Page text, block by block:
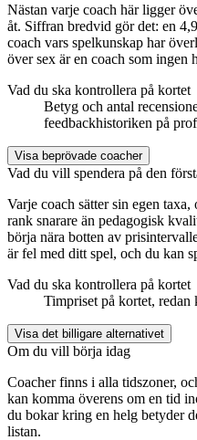
Nästan varje coach här ligger
åt. Siffran bredvid gör det: en
coach vars spelkunskap har
över sex är en coach som ingen
Vad du ska kontrollera på kortet
Betyg och antal
feedbackhistoriken på
Visa beprövade coacher
Vad du vill spendera på den
Varje coach sätter sin egen
rank snarare än pedagogisk
börja nära botten av
är fel med ditt spel, och du kan
Vad du ska kontrollera på kortet
Timpriset på kortet,
Visa det billigare alternativet
Om du vill börja idag
Coacher finns i alla tidszoner,
kan komma överens om en tid
du bokar kring en helg betyder
listan.